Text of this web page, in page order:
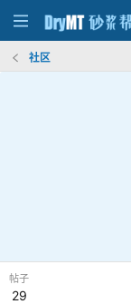
社区
帖子
29